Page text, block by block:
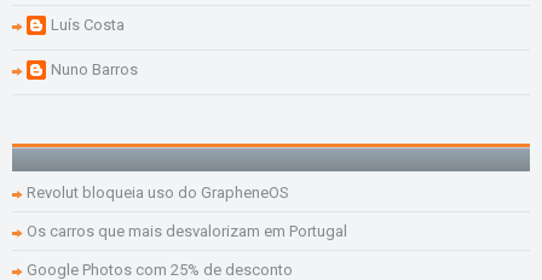
Luís Costa
Nuno Barros
Revolut bloqueia uso do GrapheneOS
Os carros que mais desvalorizam em Portugal
Google Photos com 25% de desconto